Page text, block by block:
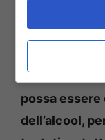
Ma cosa
tre amici
inquirenti
possa essere
dell’alcool,